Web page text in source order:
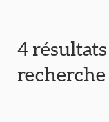
4
recherche